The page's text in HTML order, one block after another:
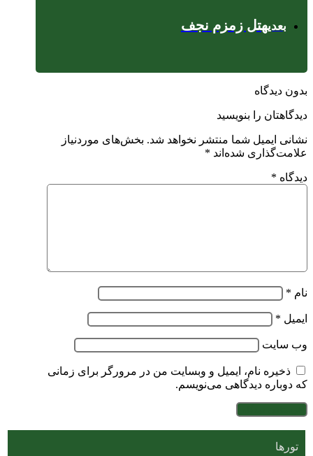
بعدیهتل زمزم نجف
بدون دیدگاه
دیدگاهتان را بنویسید
نشانی ایمیل شما منتشر نخواهد شد. بخش‌های موردنیاز
علامت‌گذاری شده‌اند *
دیدگاه *
نام *
ایمیل *
وب‌ سایت
ذخیره نام، ایمیل و وبسایت من در مرورگر برای زمانی
که دوباره دیدگاهی می‌نویسم.
تورها